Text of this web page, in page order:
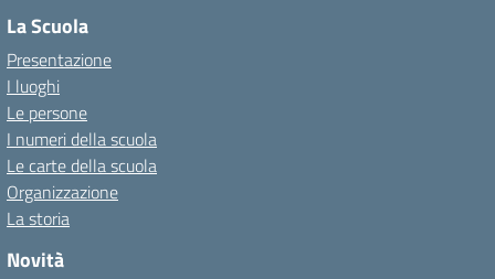
La Scuola
Presentazione
I luoghi
Le persone
I numeri della scuola
Le carte della scuola
Organizzazione
La storia
Novità